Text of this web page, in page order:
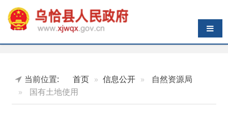
导航切换
国有土地使用
自然资源局